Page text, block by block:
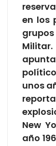
en los
unos
New
año